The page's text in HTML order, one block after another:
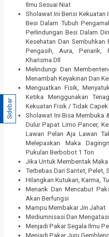
Ilmu Sesuai Niat
Sholawat Ini Berisi Kekuatan
Besi Dalam Tubuh
Perlindungan Besi Dalam
Kesehatan Dan
Pengasih, Aura, Penarik,
Kharisma Dll
Melindungi Dan
Menambah Keyakinan Dan
Menguatkan Fisik,
Ketika Menggunakan
Kekuatan Fisik / Tidak Capek
Sholawat Ini Bisa Membuka
Dulur Papat Limo Pancer,
Lawan Pelan Aja Lawan
Melepaskan Maka
Pukulan Berbobot 1 Ton
Jika Untuk Membentak
Terbebas Dari Santet, Pelet,
Hilangkan Kutukan, Karma,
Menarik Dan Mencabut
Akan Berfungsi
Mampu Membakar Jin Jahat
Mediumnisasi Dan
Menjadi Pakar Segala Ilmu
Menjadi Pakar Juru
Sidebar